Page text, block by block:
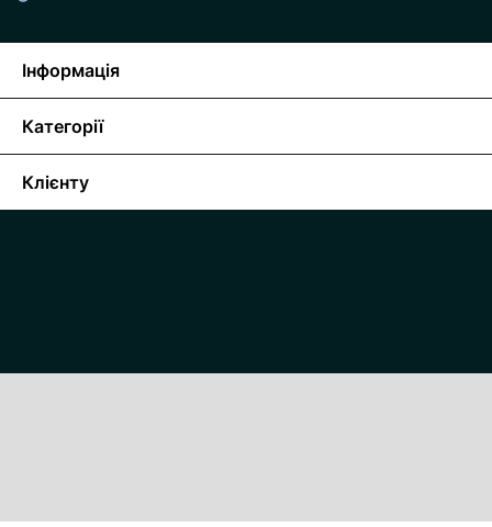
Інформація
Категорії
Клієнту